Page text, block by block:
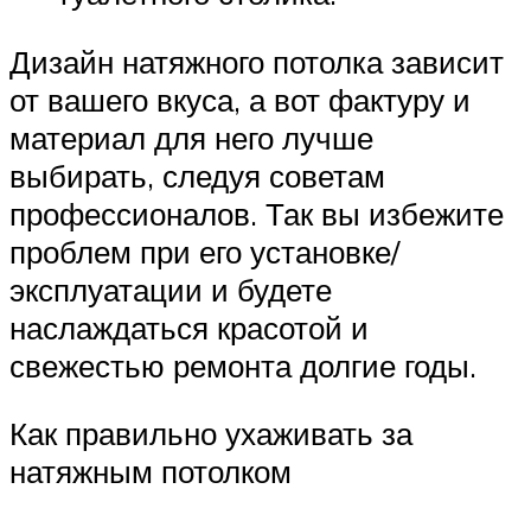
Дизайн натяжного потолка зависит
от вашего вкуса, а вот фактуру и
материал для него лучше
выбирать, следуя советам
профессионалов. Так вы избежите
проблем при его установке/
эксплуатации и будете
наслаждаться красотой и
свежестью ремонта долгие годы.
Как правильно ухаживать за
натяжным потолком